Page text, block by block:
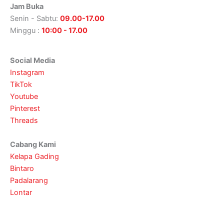
Jam Buka
Senin - Sabtu: 09.00-17.00
Minggu : 10:00 - 17.00
Social Media
Instagram
TikTok
Youtube
Pinterest
Threads
Cabang Kami
Kelapa Gading
Bintaro
Padalarang
Lontar